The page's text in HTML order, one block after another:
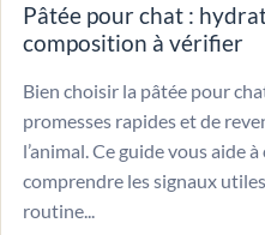
Pâtée pour chat :
composition à vérifier
Bien choisir la pâtée pour
promesses rapides et de
l’animal. Ce guide vous aide
comprendre les signaux
routine...